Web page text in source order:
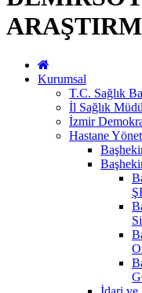
Kurumsal
T.C. Sağlık
İl Sağlık
İzmir
Hastane